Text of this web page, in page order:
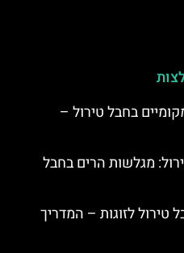
בחבל טירול –
מגלשות הרים בחבל
טירול לזוגות – המדריך